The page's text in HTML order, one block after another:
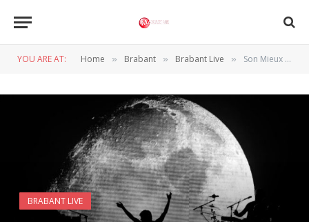
YOU ARE AT: Home » Brabant » Brabant Live » Son Mieux brengt ‘24 Hours’ tot leven in uitverkocht 013
BRABANT LIVE